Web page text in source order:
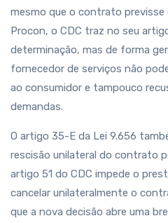
mesmo que o contrato previsse
Procon, o CDC traz no seu
determinação, mas de forma
fornecedor de serviços não
ao consumidor e tampouco
demandas.
O artigo 35-E da Lei 9.656
rescisão unilateral do contrato
artigo 51 do CDC impede o
cancelar unilateralmente o
que a nova decisão abre uma